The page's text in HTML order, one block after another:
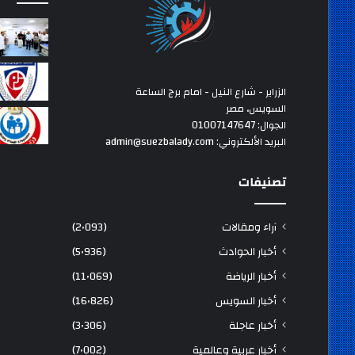
الزراير - شارع النيل - امام برج الساعة
السويس، مصر
الجوال: 01007147647
البريد الألكتروني: admin@suezbalady.com
تصنيفات
آراء ومقالات
(2٬093)
أخبار الحوادث
(5٬936)
أخبار الرياضة
(11٬069)
أخبار السويس
(16٬826)
أخبار عاجلة
(3٬306)
أخبار عربية وعالمية
(7٬002)